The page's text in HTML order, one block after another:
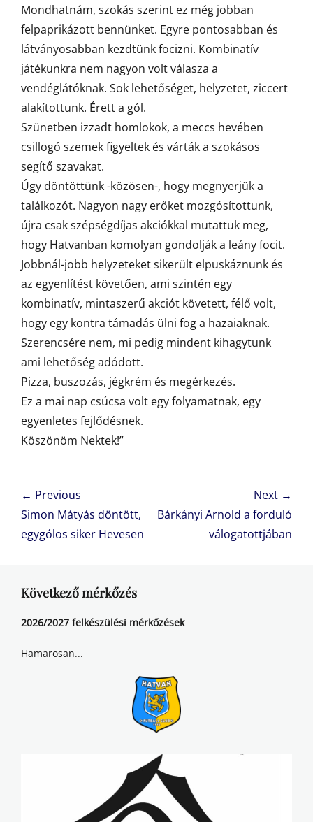
Mondhatnám, szokás szerint ez még jobban
felpaprikázott bennünket. Egyre pontosabban és
látványosabban kezdtünk focizni. Kombinatív
játékunkra nem nagyon volt válasza a
vendéglátóknak. Sok lehetőséget, helyzetet, ziccert
alakítottunk. Érett a gól.
Szünetben izzadt homlokok, a meccs hevében
csillogó szemek figyeltek és várták a szokásos
segítő szavakat.
Úgy döntöttünk -közösen-, hogy megnyerjük a
találkozót. Nagyon nagy erőket mozgósítottunk,
újra csak szépségdíjas akciókkal mutattuk meg,
hogy Hatvanban komolyan gondolják a leány focit.
Jobbnál-jobb helyzeteket sikerült elpuskáznunk és
az egyenlítést követően, ami szintén egy
kombinatív, mintaszerű akciót követett, félő volt,
hogy egy kontra támadás ülni fog a hazaiaknak.
Szerencsére nem, mi pedig mindent kihagytunk
ami lehetőség adódott.
Pizza, buszozás, jégkrém és megérkezés.
Ez a mai nap csúcsa volt egy folyamatnak, egy
egyenletes fejlődésnek.
Köszönöm Nektek!”
Bejegyzés
navigáció
← Previous
Previous
post:
Simon Mátyás döntött,
egygólos siker Hevesen
Next →
Next
Bárkányi Arnold a forduló
válogatottjában
Következő mérkőzés
2026/2027 felkészülési mérkőzések
Hamarosan...